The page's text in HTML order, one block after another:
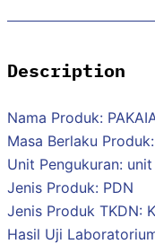
Description
Nama Produk:
Masa Berlaku
Unit Pengukuran: unit
Jenis Produk: PDN
Jenis Produk TKDN:
Hasil Uji